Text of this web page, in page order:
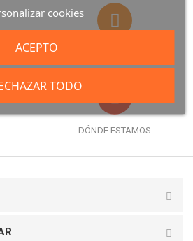
DÓNDE ESTAMOS
cookies
TODO
ACEPTO